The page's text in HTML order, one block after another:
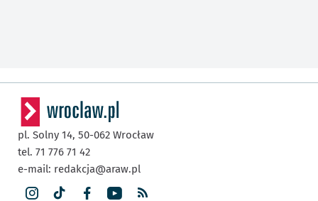
pl. Solny 14, 50-062 Wrocław
tel. 71 776 71 42
e-mail: redakcja@araw.pl